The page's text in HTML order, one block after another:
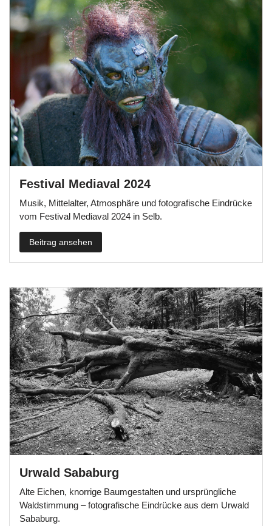
Festival Mediaval 2024
Musik, Mittelalter, Atmosphäre und fotografische Eindrücke
vom Festival Mediaval 2024 in Selb.
Beitrag ansehen
Urwald Sababurg
Alte Eichen, knorrige Baumgestalten und ursprüngliche
Waldstimmung – fotografische Eindrücke aus dem Urwald
Sababurg.